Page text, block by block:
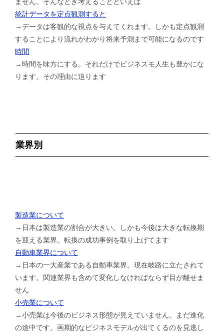
統計データを定点観測すると
→データは客観的な視点を与えてくれます。しかも定点観測
することにより流れがわかり将来予測まで可能になるのです
時間
→時間を味方にする。それだけでビジネスモ人生も豊かにな
ります。その理由に迫ります
業界別
製造業について
→日本は製造業の割合が大きい。しかも今後は大きな転換期
を迎える業界。転換の成功事例を取り上げてます
自動車業界について
→日本の一大産業である自動車業界。現在岐路に立たされて
います。関連業界も含めて変化しなければならず目が離せま
せん
小売業について
→小売業は今後のビジネス形態が見えていません。まだ進化
の途中です。画期的なビジネスモデルが出てくるのを見逃し